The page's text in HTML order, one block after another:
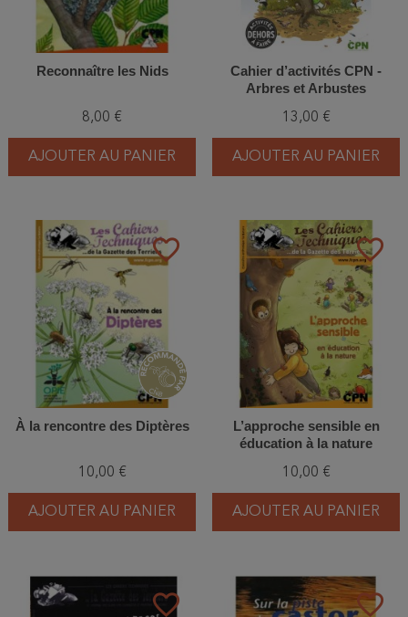
Reconnaître les Nids
8,00 €
AJOUTER AU PANIER
Cahier d’activités CPN -
Arbres et Arbustes
13,00 €
AJOUTER AU PANIER
favorite_border
À la rencontre des Diptères
10,00 €
AJOUTER AU PANIER
favorite_border
L’approche sensible en
éducation à la nature
10,00 €
AJOUTER AU PANIER
favorite_border favorite_border